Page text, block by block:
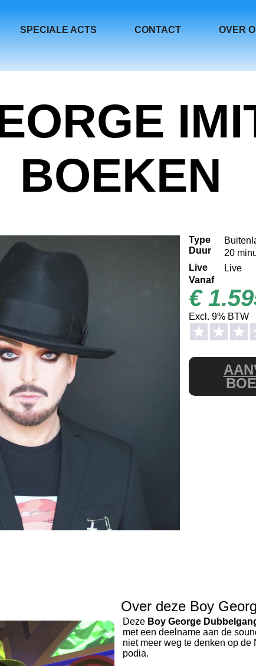
SPECIALE ACTS CONTACT OVER
BOEKEN
Type
Duur
20
Live
Live
Vanaf
€
Excl. 9% BTW
★ ★ ★
Over deze Boy
Deze Boy George
met een deelname aan de
niet meer weg te denken op
podia.